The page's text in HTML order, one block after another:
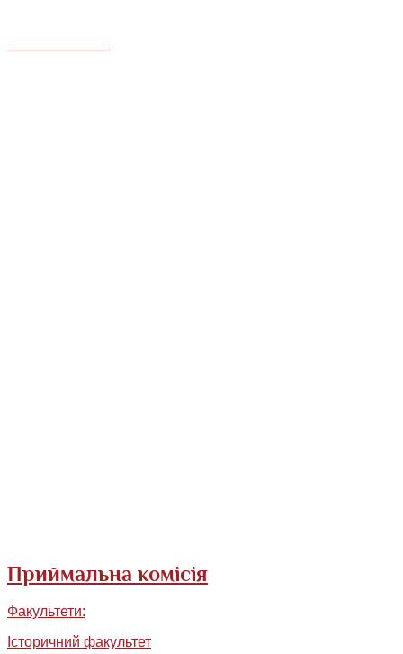
Приймальна комісія
Факультети:
Історичний факультет